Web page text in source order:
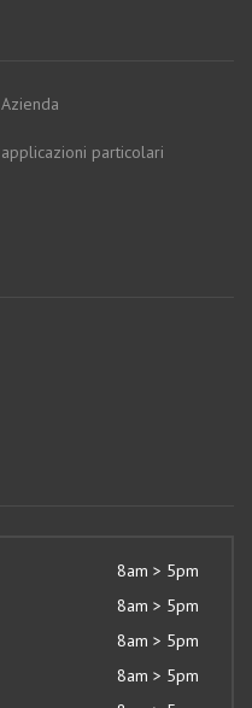
Azienda
applicazioni particolari
8am > 5pm
8am > 5pm
8am > 5pm
8am > 5pm